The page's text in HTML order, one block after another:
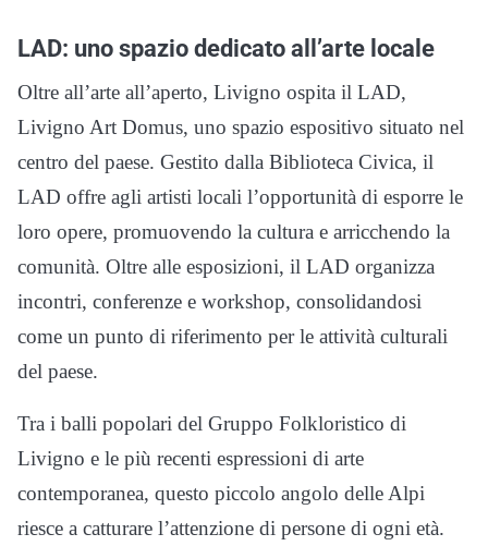
LAD: uno spazio dedicato all’arte locale
Oltre all’arte all’aperto, Livigno ospita il LAD,
Livigno Art Domus, uno spazio espositivo situato nel
centro del paese. Gestito dalla Biblioteca Civica, il
LAD offre agli artisti locali l’opportunità di esporre le
loro opere, promuovendo la cultura e arricchendo la
comunità. Oltre alle esposizioni, il LAD organizza
incontri, conferenze e workshop, consolidandosi
come un punto di riferimento per le attività culturali
del paese.
Tra i balli popolari del Gruppo Folkloristico di
Livigno e le più recenti espressioni di arte
contemporanea, questo piccolo angolo delle Alpi
riesce a catturare l’attenzione di persone di ogni età.